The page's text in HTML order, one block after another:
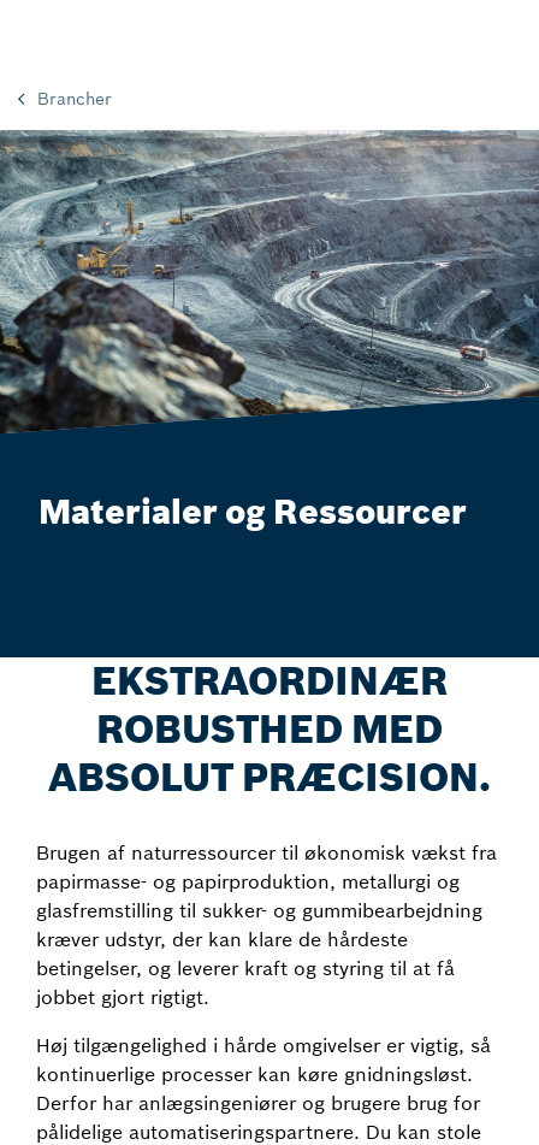
Brancher
Materialer og Ressourcer
EKSTRAORDINÆR
ROBUSTHED MED
ABSOLUT PRÆCISION.
Brugen af naturressourcer til økonomisk vækst fra
papirmasse- og papirproduktion, metallurgi og
glasfremstilling til sukker- og gummibearbejdning
kræver udstyr, der kan klare de hårdeste
betingelser, og leverer kraft og styring til at få
jobbet gjort rigtigt.
Høj tilgængelighed i hårde omgivelser er vigtig, så
kontinuerlige processer kan køre gnidningsløst.
Derfor har anlægsingeniører og brugere brug for
pålidelige automatiseringspartnere. Du kan stole